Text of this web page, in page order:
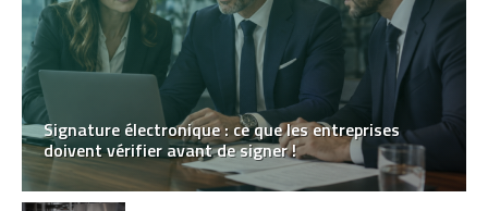
Signature électronique : ce que les entreprises
doivent vérifier avant de signer !